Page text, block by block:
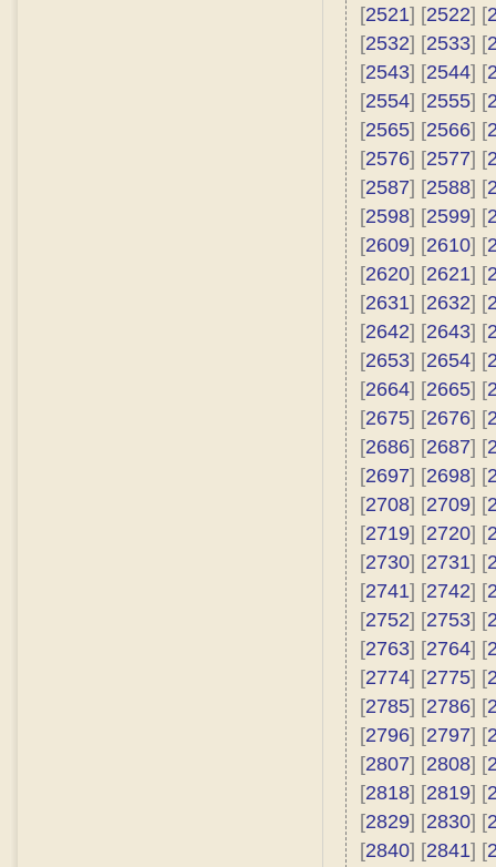
[2521] [2522] [
[2532] [2533] [
[2543] [2544] [
[2554] [2555] [
[2565] [2566] [
[2576] [2577] [
[2587] [2588] [
[2598] [2599] [
[2609] [2610] [
[2620] [2621] [
[2631] [2632] [
[2642] [2643] [
[2653] [2654] [
[2664] [2665] [
[2675] [2676] [
[2686] [2687] [
[2697] [2698] [
[2708] [2709] [
[2719] [2720] [
[2730] [2731] [
[2741] [2742] [
[2752] [2753] [
[2763] [2764] [
[2774] [2775] [
[2785] [2786] [
[2796] [2797] [
[2807] [2808] [
[2818] [2819] [
[2829] [2830] [
[2840] [2841] [